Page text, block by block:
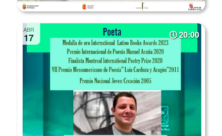
ABR
17 20:00